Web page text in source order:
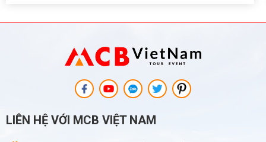
LIÊN HỆ VỚI MCB VIỆT NAM